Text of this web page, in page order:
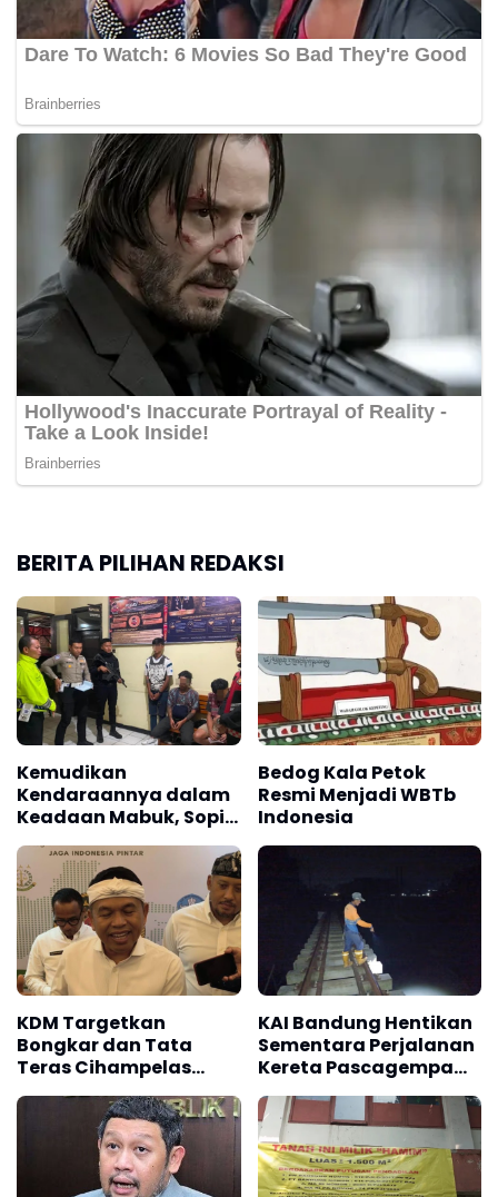
BERITA PILIHAN REDAKSI
Kemudikan
Kendaraannya dalam
Keadaan Mabuk, Sopir
Angkot Diamankan
Polisi
Bedog Kala Petok
Resmi Menjadi WBTb
Indonesia
KDM Targetkan
Bongkar dan Tata
Teras Cihampelas
KAI Bandung Hentikan
Sementara Perjalanan
Kereta Pascagempa